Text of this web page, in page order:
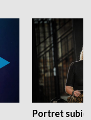
Portret